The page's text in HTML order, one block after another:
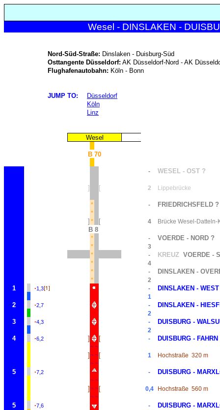
Wesel - DINSLAKEN -
Nord-Süd-Straße: Dinslaken - Duisburg-Süd
Osttangente Düsseldorf: AK Düsseldorf-Nord - AK
Flughafenautobahn: Köln - Bonn
JUMP TO:
Düsseldorf
Köln
Linz
Wesel
B 70
- WESEL - OST ?
] [ 2 Lippebrücke
* - FRIEDRICHSFELD ?
*
] * [ 4 Brücke Wesel-Datteln-
B 8
* - VOERDE - NORD ?
*
3
*
- KREUZ VOERDE -
*
4
*
- DINSLAKEN -
* 2
1 ·1,3 - DINSLAKEN - WEST
1
2 ·2,7 - DINSLAKEN -
2
3 ·4,3 - DUISBURG -
2
4 ·6,2 ] [ - DUISBURG - FAHRN
~ ~
] ~ ~[ 1 Hochstraße 320 m
~ ~
5 ·7,2 ~ ~ - DUISBURG -
~ ~
] ~ ~[ 0,4 Hochstraße 560 m
~ ~
5 ·7,6 ~ ~ - DUISBURG -